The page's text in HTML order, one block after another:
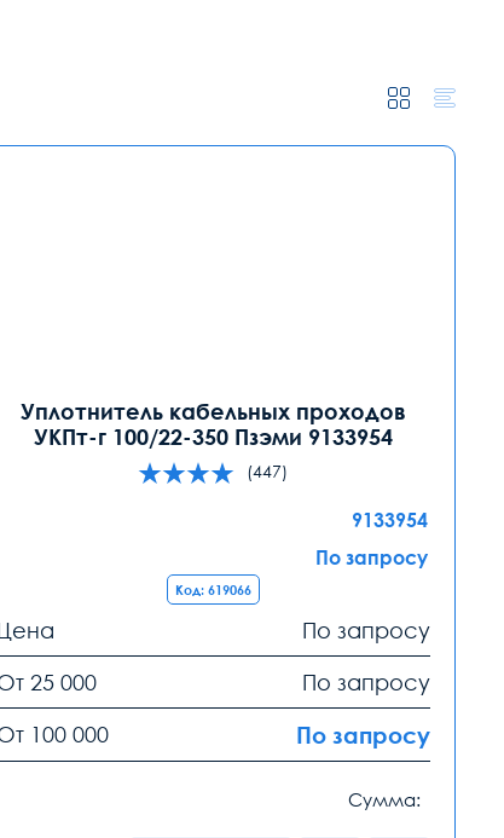
Уплотнитель кабельных проходов
УКПт-г 100/22-350 Пзэми 9133954
(447)
9133954
По запросу
Код: 619066
По запросу
25 000
По запросу
100 000
По запросу
Сумма: